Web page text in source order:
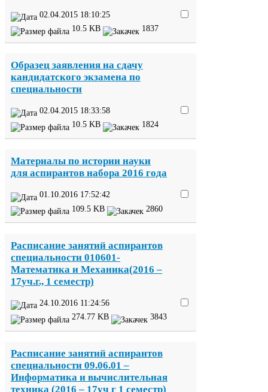
02 04 2015 18:10:25
10 5 KB 1837
Образец заявления на сдачу
кандидатского экзамена по
специальности
02 04 2015 18:33:58
10.5 KB 1824
Материалы по истории науки
для аспирантов набора 2016 года
01.10.2016 17:52:42
109 5 KB 2860
Расписание занятий аспирантов
специальности 010601-​
Математика и Механика(2016 –
17уч.г., 1 семестр)
24 10 2016 11:24:56
274 77 KB 3843
Расписание занятий аспирантов
специальности 09.06.01 –
Информатика и вычислительная
техника (2016 – 17уч г 1 семестр)